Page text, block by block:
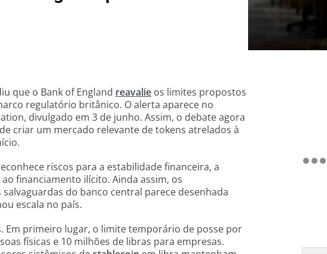
que o Bank of England reavalie os limites propostos
regulatório britânico. O alerta aparece no
divulgado em 3 de junho. Assim, o debate agora
criar um mercado relevante de tokens atrelados à
riscos para a estabilidade financeira, a
financiamento ilícito. Ainda assim, os
do banco central parece desenhada
escala no país.
Em primeiro lugar, o limite temporário de posse por
físicas e 10 milhões de libras para empresas.